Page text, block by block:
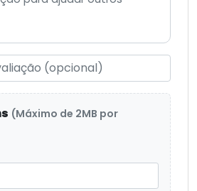
(Máximo de 2MB por